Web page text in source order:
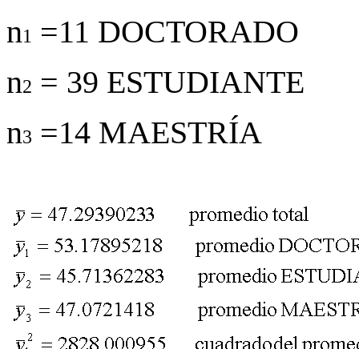
n1 =11 DOCTORADO
n2 = 39 ESTUDIANTE
n3 =14 MAESTRÍA